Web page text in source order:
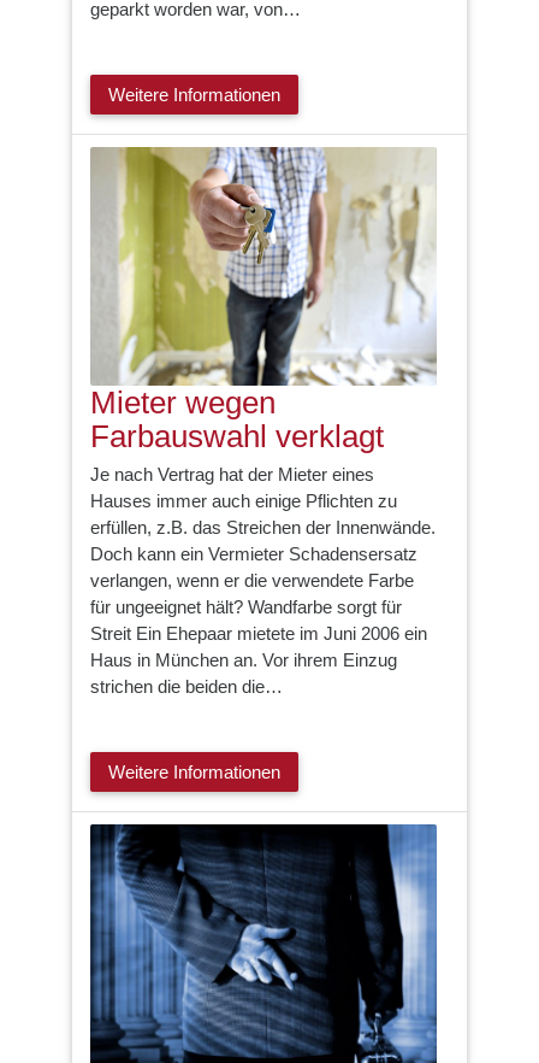
geparkt worden war, von…
Weitere Informationen
Mieter wegen
Farbauswahl verklagt
Je nach Vertrag hat der Mieter eines
Hauses immer auch einige Pflichten zu
erfüllen, z.B. das Streichen der Innenwände.
Doch kann ein Vermieter Schadensersatz
verlangen, wenn er die verwendete Farbe
für ungeeignet hält? Wandfarbe sorgt für
Streit Ein Ehepaar mietete im Juni 2006 ein
Haus in München an. Vor ihrem Einzug
strichen die beiden die…
Weitere Informationen